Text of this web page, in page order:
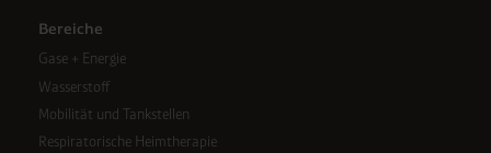
Bereiche
Gase + Energie
Wasserstoff
Mobilität und Tankstellen
Respiratorische Heimtherapie